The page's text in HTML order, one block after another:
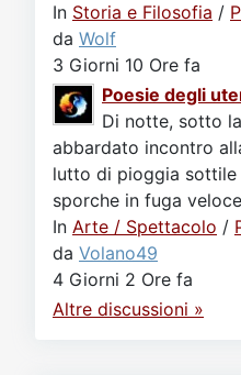
In Storia e Filosofia /
da Wolf
3 Giorni 10 Ore fa
Poesie degli
Di notte, sotto
abbardato incontro
lutto di pioggia sottile
sporche in fuga
In Arte / Spettacolo /
da Volano49
4 Giorni 2 Ore fa
Altre discussioni »